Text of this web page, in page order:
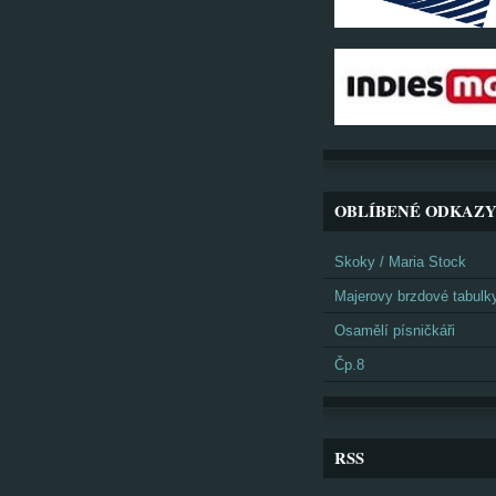
OBLÍBENÉ ODKAZY
Skoky / Maria Stock
Majerovy brzdové
Osamělí písničkáři
Čp.8
RSS